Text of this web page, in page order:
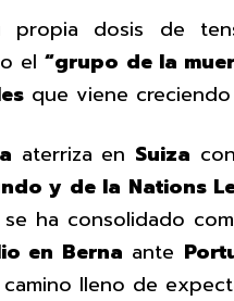
propia dosis de
el“grupo de la
que viene
aterriza en Suiza
y de la Nations
se ha consolidado
en Berna ante
lleno de